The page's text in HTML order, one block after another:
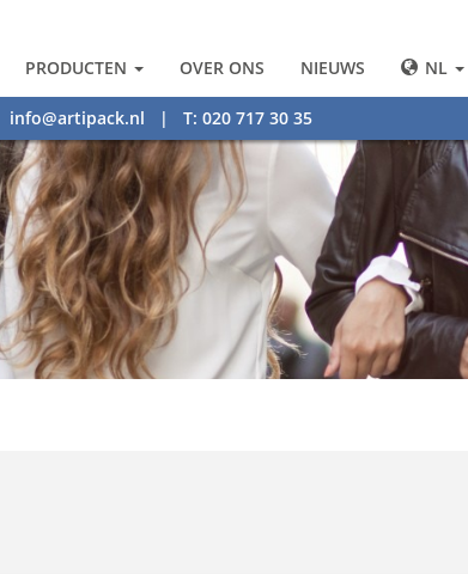
PRODUCTEN OVER ONS NIEUWS NL
info@artipack.nl | T: 020 717 30 35